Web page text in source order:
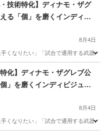
技術特化】ディナモ・ザグ
る「個」を磨くインディビ
8月4日
くなりたい」「試合で通用する武器
幼児
化】ディナモ・ザグレブ公
」を磨くインディビジュア
8月4日
くなりたい」「試合で通用する武器